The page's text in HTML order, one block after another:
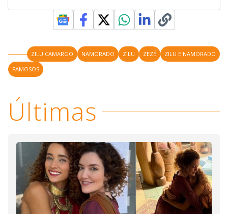
ZILU CAMARGO NAMORADO ZILU ZEZÉ
ZILU E NAMORADO
FAMOSOS
Últimas